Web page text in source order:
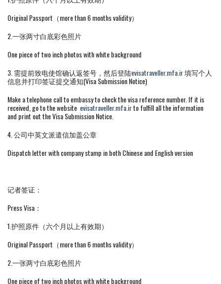
Original Passport（more than 6 months validity）
2.一张两寸白底彩色照片
One piece of two inch photos with white background
3. 需提前致电使馆确认返签号，然后登陆evisatraveller.mfa.ir填写个人
信息并打印签证提交通知(Visa Submission Notice)
Make a telephone call to embassy to check the visa reference number. If it is
received, go to the website evisatraveller.mfa.irto fulfill all the information
and print out the Visa Submission Notice.
4. 公司中英文派遣信加盖公章
Dispatch letter with company stamp in both Chinese and English version
记者签证：
Press Visa：
1.护照原件（六个月以上有效期）
Original Passport（more than 6 months validity）
2.一张两寸白底彩色照片
One piece of two inch photos with white background